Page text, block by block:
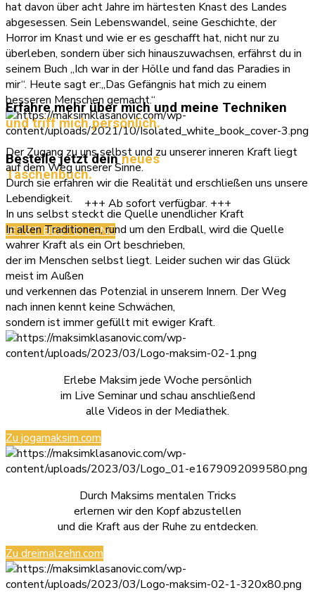
hat davon über acht Jahre im härtesten Knast des Landes
abgesessen. Sein Lebenswandel, seine Geschichte, der
Horror im Knast und wie er es geschafft hat, nicht nur zu
überleben, sondern über sich hinauszuwachsen, erfährst du in
seinem Buch „Ich war in der Hölle und fand das Paradies in
mir“. Heute sagt er:„Das Gefängnis hat mich zu einem
besseren Menschen gemacht.“
Bestelle jetzt deinneues
Taschenbuch.
+++ Ab sofort verfügbar. +++
JETZT BESTELLEN
Erfahre mehr über mich und meine Techniken
und triff mich persönlich.
Der Zugang zu uns selbst und zu unserer inneren Kraft liegt
auf dem Weg unserer Sinne.
Durch sie erfahren wir die Realität und erschließen uns unsere
Lebendigkeit.
In uns selbst steckt die Quelle unendlicher Kraft
In allen Traditionen, rund um den Erdball, wird die Quelle
wahrer Kraft als ein Ort beschrieben,
der im Menschen selbst liegt. Leider suchen wir das Glück
meist im Außen
und verkennen das Potenzial in unserem Innern. Der Weg
nach innen kennt keine Schwächen,
sondern ist immer gefüllt mit ewiger Kraft.
Erlebe Maksim jede Woche persönlich
im Live Seminar und schau anschließend
alle Videos in der Mediathek.
Zu jogamaksim.com
Durch Maksims mentalen Tricks
erlernen wir den Kopf abzustellen
und die Kraft aus der Ruhe zu entdecken.
Zu dreimalzehn.com